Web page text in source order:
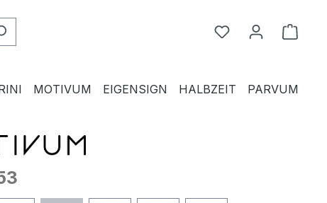
Du hast 0
MOTIVUM EIGENSIGN HALBZEIT PARVUM